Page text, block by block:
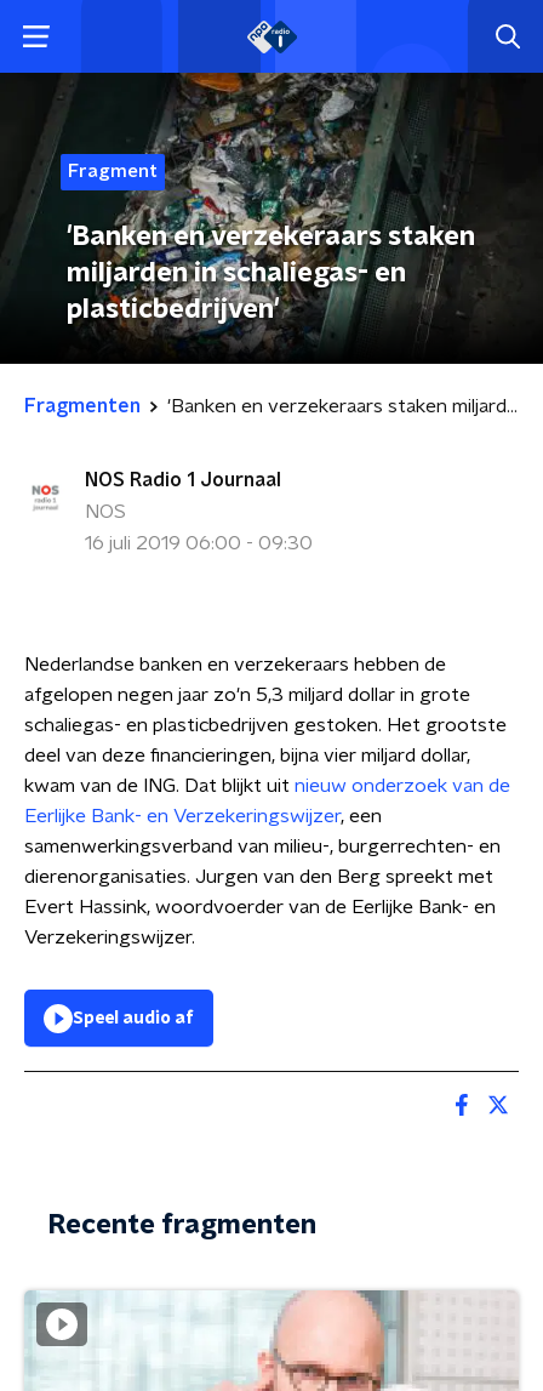
Fragment
'Banken en verzekeraars staken
miljarden in schaliegas- en
plasticbedrijven'
Fragmenten 'Banken en verzekeraars staken miljarden in schaliegas- en plasticbedrijven'
NOS Radio 1 Journaal
NOS
16 juli 2019 06:00 - 09:30
Nederlandse banken en verzekeraars hebben de
afgelopen negen jaar zo'n 5,3 miljard dollar in grote
schaliegas- en plasticbedrijven gestoken. Het grootste
deel van deze financieringen, bijna vier miljard dollar,
kwam van de ING. Dat blijkt uit nieuw onderzoek van de
Eerlijke Bank- en Verzekeringswijzer, een
samenwerkingsverband van milieu-, burgerrechten- en
dierenorganisaties. Jurgen van den Berg spreekt met
Evert Hassink, woordvoerder van de Eerlijke Bank- en
Verzekeringswijzer.
Speel audio af
Recente fragmenten